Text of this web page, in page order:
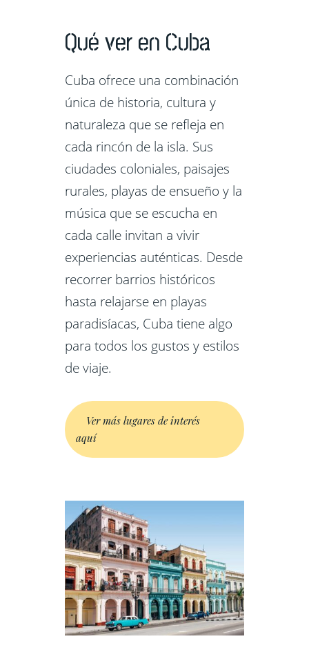
Qué ver en Cuba
Cuba ofrece una combinación
única de historia, cultura y
naturaleza que se refleja en
cada rincón de la isla. Sus
ciudades coloniales, paisajes
rurales, playas de ensueño y la
música que se escucha en
cada calle invitan a vivir
experiencias auténticas. Desde
recorrer barrios históricos
hasta relajarse en playas
paradisíacas, Cuba tiene algo
para todos los gustos y estilos
de viaje.
Ver más lugares de interés
aquí